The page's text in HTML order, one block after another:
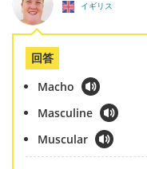
イギリス
回答
Macho
Masculine
Muscular